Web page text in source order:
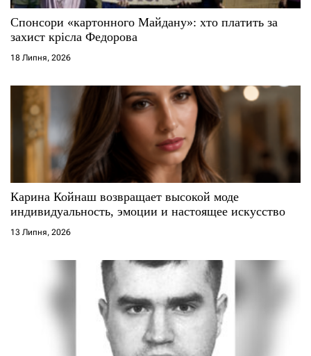
Спонсори «картонного Майдану»: хто платить за
захист крісла Федорова
18 Липня, 2026
Карина Койнаш возвращает высокой моде
индивидуальность, эмоции и настоящее искусство
13 Липня, 2026